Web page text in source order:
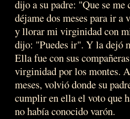
dijo a su padre: "Que se me
déjame dos meses para ir a
y llorar mi virginidad con
dijo: "Puedes ir". Y la dejó
Ella fue con sus
virginidad por los montes.
meses, volvió donde su
cumplir en ella el voto que
no había conocido varón.